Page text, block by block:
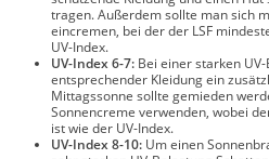
tragen. Außerdem sollte man sich
eincremen, bei der der LSF
UV-Index.
UV-Index 6-7: Bei einer starken
entsprechender Kleidung ein
Mittagssonne sollte gemieden
Sonnencreme verwenden, wobei
ist wie der UV-Index.
UV-Index 8-10: Um einen